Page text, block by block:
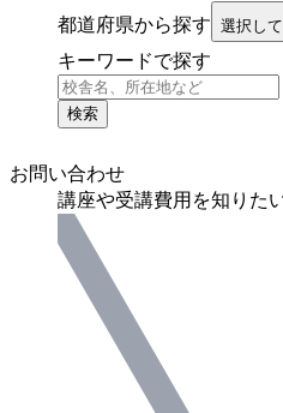
都道府県から探す 選択し
キーワードで探す
検索
お問い合わせ
講座や受講費用を知りた